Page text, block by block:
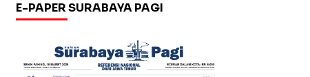
E-PAPER SURABAYA PAGI